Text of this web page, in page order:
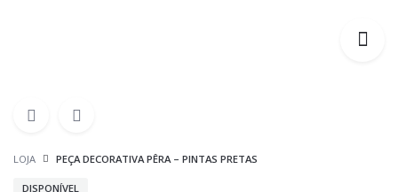
LOJA PEÇA DECORATIVA PÊRA – PINTAS PRETAS
DISPONÍVEL